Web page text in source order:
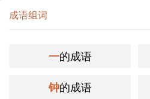
成语组词
一的成语
钟的成语